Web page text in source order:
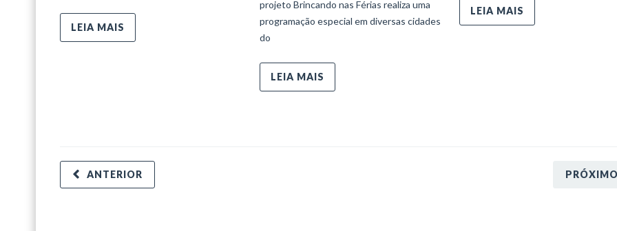
LEIA MAIS
projeto Brincando nas Férias realiza uma
programação especial em diversas cidades
do
LEIA MAIS
LEIA MAIS
PRÓXIMO
ANTERIOR